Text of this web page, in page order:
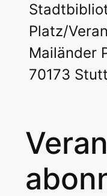
Platz/
Mailänder
70173